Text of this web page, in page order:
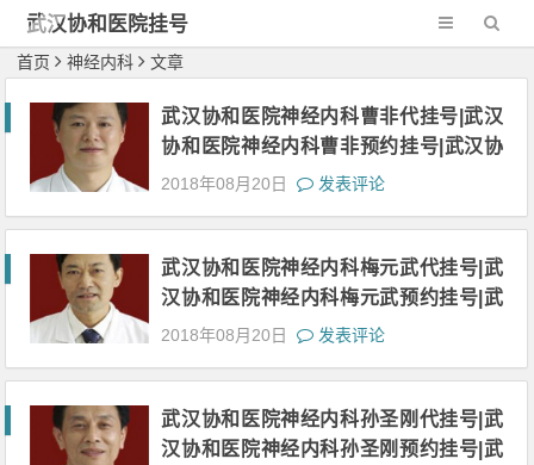
武汉协和医院挂号
网-新一代网2
首页 神经内科 文章
武汉协和医院神经内科曹非代挂号|武汉
协和医院神经内科曹非预约挂号|武汉协
和医院神经内科曹非网上挂号|武汉协和
2018年08月20日 发表评论
武汉协和医院神经内科梅元武代挂号|武
汉协和医院神经内科梅元武预约挂号|武
汉协和医院神经内科梅元武网上挂号|武
2018年08月20日 发表评论
武汉协和医院神经内科孙圣刚代挂号|武
汉协和医院神经内科孙圣刚预约挂号|武